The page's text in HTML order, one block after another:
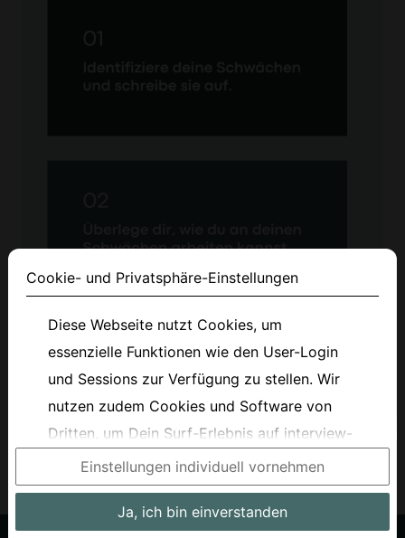
Cookie- und Privatsphäre-Einstellungen
Diese Webseite nutzt Cookies, um
essenzielle Funktionen wie den User-Login
und Sessions zur Verfügung zu stellen. Wir
nutzen zudem Cookies und Software von
Dritten, um Dein Surf-Erlebnis auf interview-
fox.com zu verbessern. Du kannst entweder
nur essenzielle Cookies oder alle Cookies
akzeptieren. Du kannst Deine Einstellungen
Einstellungen individuell vornehmen
Ja, ich bin einverstanden